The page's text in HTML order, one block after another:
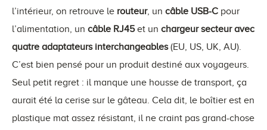
l’intérieur, on retrouve le routeur, un câble USB-C pour
l’alimentation, un câble RJ45et un chargeur secteur avec
quatre adaptateurs interchangeables(EU, US, UK, AU).
C’est bien pensé pour un produit destiné aux voyageurs.
Seul petit regret : il manque une housse de transport, ça
aurait été la cerise sur le gâteau. Cela dit, le boîtier est en
plastique mat assez résistant, il ne craint pas grand-chose